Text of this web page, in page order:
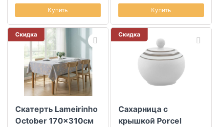
Купить Купить
Скидка
Скатерть Lameirinho
October 170x310см
Скидка
Сахарница с
крышкой Porcel